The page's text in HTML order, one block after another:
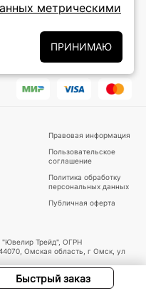
Быстрый заказ
метрическими
ПРИНИМАЮ
с условиями
своё согласие на их
Правовая информация
Пользовательское
соглашение
Политика обработку
персональных данных
Публичная оферта
"Ювелир Трейд", ОГРН
Омская область, г Омск, ул